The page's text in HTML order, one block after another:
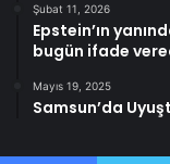
Şubat 11, 2026
Epstein’ın
bugün ifade
Mayıs 19, 2025
Samsun’da